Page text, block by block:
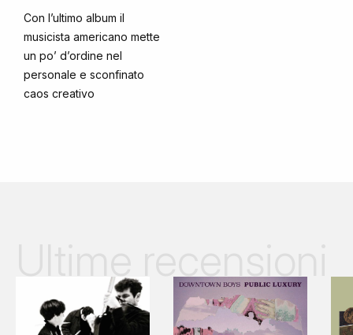
Con l’ultimo album il
musicista americano mette
un po’ d’ordine nel
personale e sconfinato
caos creativo